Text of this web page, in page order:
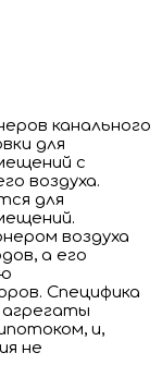
канального
для
с
воздуха.
для
воздуха
а его
Специфика
агрегаты
и,
не